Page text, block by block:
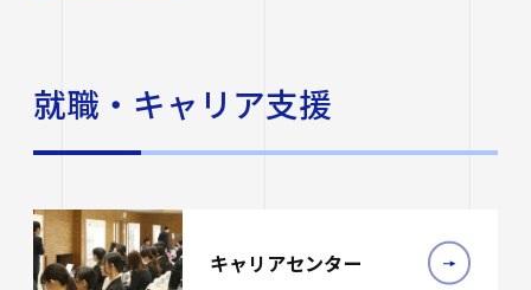
就職・キャリア支援
キャリアセンター